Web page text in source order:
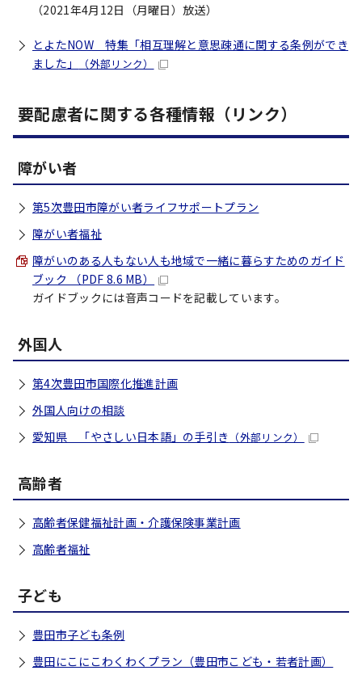
（2021年4月12日（月曜日）放送）
とよたNOW 特集「相互理解と意思疎通に関する条例ができ
ました」
（外部リンク）
要配慮者に関する各種情報（リンク）
障がい者
第5次豊田市障がい者ライフサポートプラン
障がい者福祉
障がいのある人もない人も地域で一緒に暮らすためのガイド
ブック （PDF 8.6 MB）
ガイドブックには音声コードを記載しています。
外国人
第4次豊田市国際化推進計画
外国人向けの相談
愛知県 「やさしい日本語」の手引き （外部リンク）
高齢者
高齢者保健福祉計画・介護保険事業計画
高齢者福祉
子ども
豊田市子ども条例
豊田にこにこわくわくプラン（豊田市こども・若者計画）